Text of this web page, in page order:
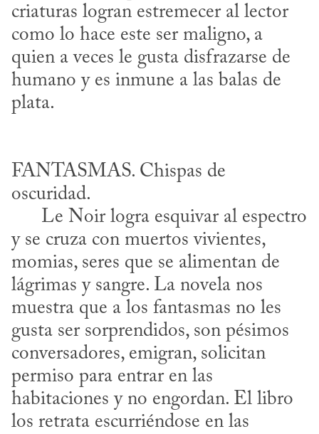
criaturas logran estremecer al lector
como lo hace este ser maligno, a
quien a veces le gusta disfrazarse de
humano y es inmune a las balas de
FANTASMAS. Chispas de
oscuridad.
y se cruza con muertos vivientes,
momias, seres que se alimentan de
lágrimas y sangre. La novela nos
muestra que a los fantasmas no les
gusta ser sorprendidos, son pésimos
conversadores, emigran, solicitan
permiso para entrar en las
habitaciones y no engordan. El libro
los retrata escurriéndose en las